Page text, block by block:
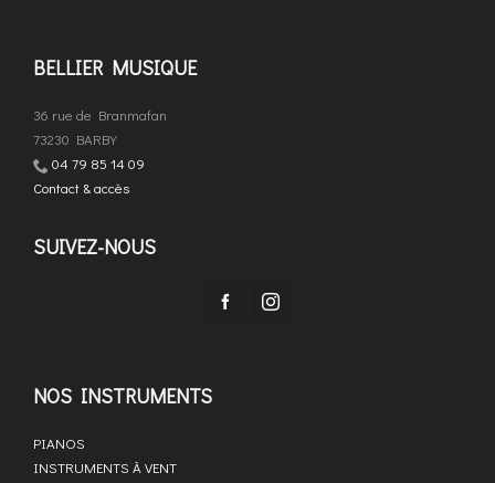
BELLIER MUSIQUE
36 rue de Branmafan
73230 BARBY
04 79 85 14 09
Contact & accès
SUIVEZ-NOUS
NOS INSTRUMENTS
PIANOS
INSTRUMENTS À VENT